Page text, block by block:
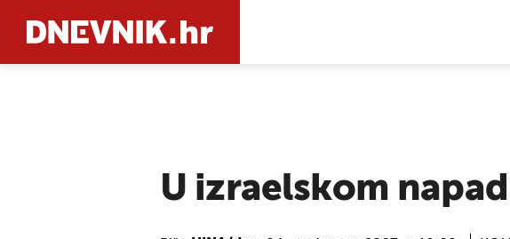
U izraelskom